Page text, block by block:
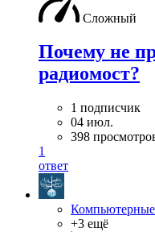
Сложный
Почему не
радиомост?
1 подписчик
04 июл.
398
1
ответ
Компьютерные
+3 ещё